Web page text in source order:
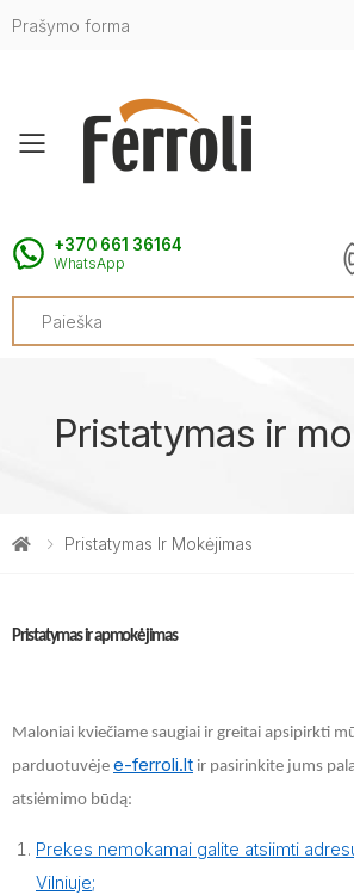
Prašymo forma
Toggle mobile menu
+370 661 36164
WhatsApp
Search
Pristatymas ir
Pristatymas Ir Mokėjimas
Pristatymas ir apmokėjimas
Maloniai kviečiame saugiai ir greitai apsipirkti
parduotuvėje e-ferroli.lt ir pasirinkite jums
atsiėmimo būdą:
Prekes nemokamai galite atsiimti
Vilniuje;